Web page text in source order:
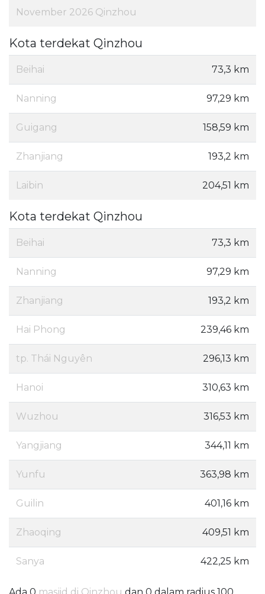
November 2026 Qinzhou
Kota terdekat Qinzhou
Beihai 73,3 km
Nanning 97,29 km
Guigang 158,59 km
Zhanjiang 193,2 km
Laibin 204,51 km
Kota terdekat Qinzhou
Beihai 73,3 km
Nanning 97,29 km
Zhanjiang 193,2 km
Hai Phong 239,46 km
tp. Thái Nguyên 296,13 km
Hanoi 310,63 km
Wuzhou 316,53 km
Yangjiang 344,11 km
Yunfu 363,98 km
Guilin 401,16 km
Zhaoqing 409,51 km
Sanya 422,25 km